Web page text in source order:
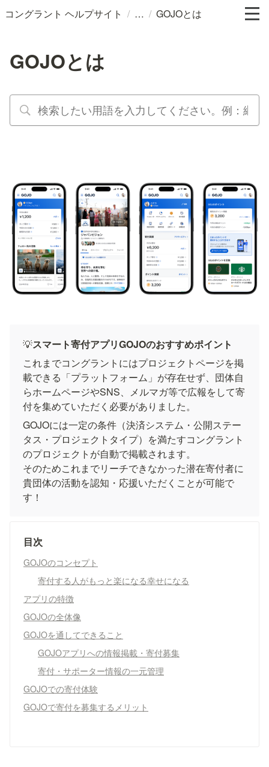
コングラント ヘルプサイト / / GOJOとは
GOJOとは
💡スマート寄付アプリGOJOのおすすめポイント
これまでコングラントにはプロジェクトページを掲
載できる「プラットフォーム」が存在せず、団体自
らホームページやSNS、メルマガ等で広報をして寄
GOJOには一定の条件（決済システム・公開ステー
タス・プロジェクトタイプ）を満たすコングラント
のプロジェクトが自動で掲載されます。
そのためこれまでリーチできなかった潜在寄付者に
貴団体の活動を認知・応援いただくことが可能で
す！
目次
GOJOのコンセプト
寄付する人がもっと楽になる幸せになる
アプリの特徴
GOJOの全体像
GOJOを通してできること
GOJOアプリへの情報掲載・寄付募集
寄付・サポーター情報の一元管理
GOJOでの寄付体験
GOJOで寄付を募集するメリット